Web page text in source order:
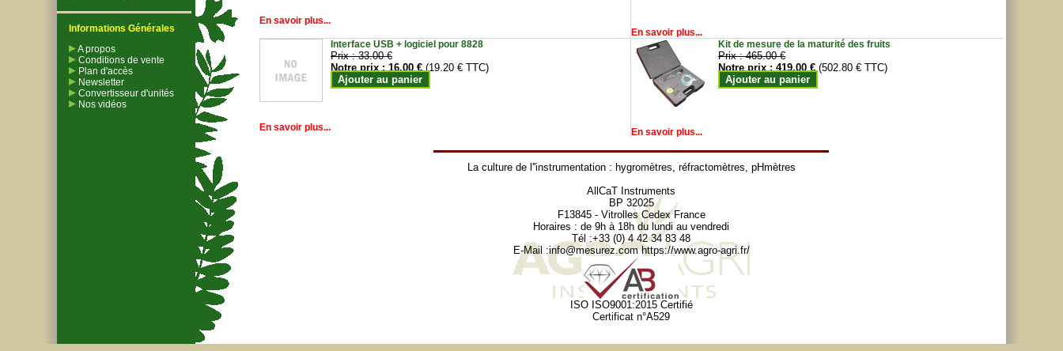
Informations Générales
A propos
Conditions de vente
Plan d'accès
Newsletter
Convertisseur d'unités
Nos vidéos
En savoir plus...
En savoir plus...
Interface USB + logiciel pour 8828
Prix :33.00 €
Notre prix :16.00 € (19.20 € TTC)
Ajouter au panier
En savoir plus...
Kit de mesure de la maturité des fruits
Prix :465.00 €
Notre prix :419.00 € (502.80 € TTC)
Ajouter au panier
En savoir plus...
La culture de l''instrumentation : hygromètres, réfractomètres, pHmètres
AllCaT Instruments
BP 32025
F13845 - Vitrolles Cedex France
Horaires : de 9h à 18h du lundi au vendredi
Tél :+33 (0) 4 42 34 83 48
E-Mail :info@mesurez.com https://www.agro-agri.fr/
ISO ISO9001:2015 Certifié
Certificat n°A529